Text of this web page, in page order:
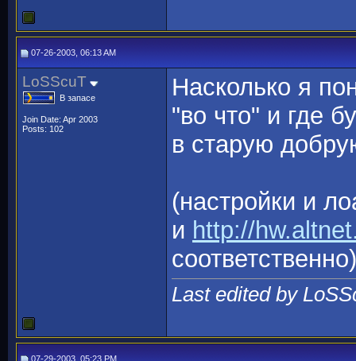
07-26-2003, 06:13 AM
LoSScuT
В запасе
Join Date: Apr 2003
Posts: 102
Насколько я
"во что" и где
в старую
(настройки и
и http://
соответственно)
Last edited by
07-29-2003, 05:23 PM